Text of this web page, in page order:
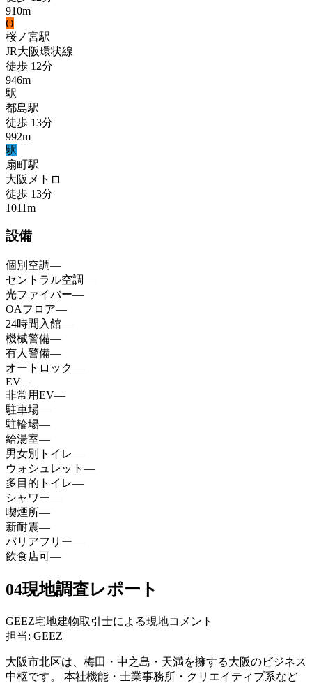
910m
O
桜ノ宮駅
JR大阪環状線
徒歩 12分
946m
駅
都島駅
徒歩 13分
992m
駅
扇町駅
大阪メトロ
徒歩 13分
1011m
設備
個別空調—
セントラル空調—
光ファイバー—
OAフロア—
24時間入館—
機械警備—
有人警備—
オートロック—
EV—
非常用EV—
駐車場—
駐輪場—
給湯室—
男女別トイレ—
ウォシュレット —
多目的トイレ—
シャワー—
喫煙所—
新耐震—
バリアフリー—
飲食店可—
04現地調査レポート
GEEZ宅地建物取引士による現地コメント
担当: GEEZ
大阪市北区は、梅田・中之島・天満を擁する大阪のビジネス
中枢です。 本社機能・士業事務所・クリエイティブ系など